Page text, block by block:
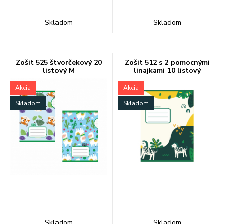
Skladom Skladom
Zošit 525 štvorčekový 20
listový M
Akcia
Skladom
Zošit 512 s 2 pomocnými
linajkami 10 listový
Akcia
Skladom